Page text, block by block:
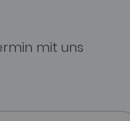
mit uns